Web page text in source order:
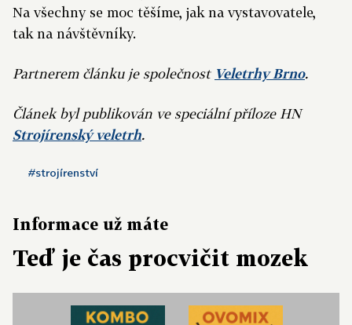
Na všechny se moc těšíme, jak na vystavovatele,
tak na návštěvníky.
Partnerem článku je společnost Veletrhy Brno.
Článek byl publikován ve speciální příloze HN
Strojírenský veletrh.
#strojírenství
Informace už máte
Teď je čas procvičit mozek